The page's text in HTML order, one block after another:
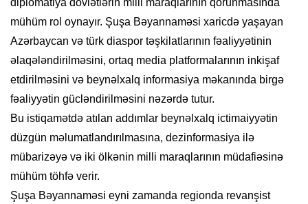
diplomatiya dövlətlərin milli maraqlarının qorunmasında
mühüm rol oynayır. Şuşa Bəyannaməsi xaricdə yaşayan
Azərbaycan və türk diaspor təşkilatlarının fəaliyyətinin
əlaqələndirilməsini, ortaq media platformalarının inkişaf
etdirilməsini və beynəlxalq informasiya məkanında birgə
fəaliyyətin gücləndirilməsini nəzərdə tutur.
Bu istiqamətdə atılan addımlar beynəlxalq ictimaiyyətin
düzgün məlumatlandırılmasına, dezinformasiya ilə
mübarizəyə və iki ölkənin milli maraqlarının müdafiəsinə
mühüm töhfə verir.
Şuşa Bəyannaməsi eyni zamanda regionda revanşist